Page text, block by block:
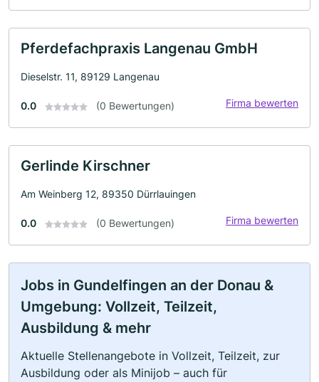
Pferdefachpraxis Langenau GmbH
Dieselstr. 11, 89129 Langenau
0.0 (0 Bewertungen) Firma bewerten
Gerlinde Kirschner
Am Weinberg 12, 89350 Dürrlauingen
0.0 (0 Bewertungen) Firma bewerten
Jobs in Gundelfingen an der Donau &
Umgebung: Vollzeit, Teilzeit,
Ausbildung & mehr
Aktuelle Stellenangebote in Vollzeit, Teilzeit, zur
Ausbildung oder als Minijob – auch für